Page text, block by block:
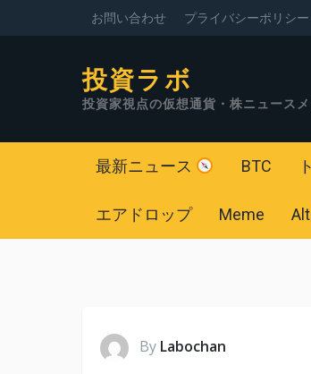
お問い合わせ プライバシーポリシー
投資ラボ
投資家視点の仮想通貨・株ニュース
最新ニュース BTC
エアドロップ Meme
By Labochan